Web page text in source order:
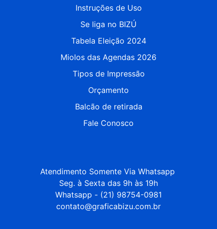
Instruções de Uso
Se liga no BIZÚ
Tabela Eleição 2024
Miolos das Agendas 2026
Tipos de Impressão
Orçamento
Balcão de retirada
Fale Conosco
Atendimento Somente Via Whatsapp
Seg. à Sexta das 9h às 19h
Whatsapp - (21) 98754-0981
contato@graficabizu.com.br